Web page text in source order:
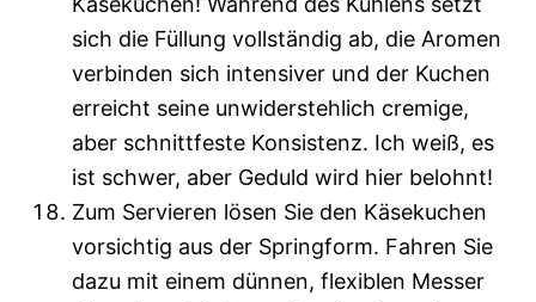
sich die Füllung vollständig ab, die Aromen
verbinden sich intensiver und der Kuchen
erreicht seine unwiderstehlich cremige,
aber schnittfeste Konsistenz. Ich weiß, es
ist schwer, aber Geduld wird hier belohnt!
Zum Servieren lösen Sie den Käsekuchen
vorsichtig aus der Springform. Fahren Sie
dazu mit einem dünnen, flexiblen Messer